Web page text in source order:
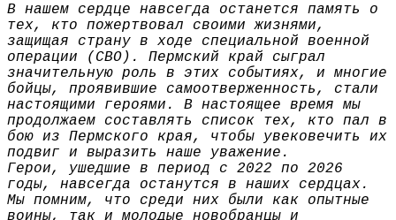
В нашем сердце навсегда останется память о
тех, кто пожертвовал своими жизнями,
защищая страну в ходе специальной военной
операции (СВО). Пермский край сыграл
значительную роль в этих событиях, и многие
бойцы, проявившие самоотверженность, стали
настоящими героями. В настоящее время мы
продолжаем составлять список тех, кто пал в
бою из Пермского края, чтобы увековечить их
подвиг и выразить наше уважение.
Герои, ушедшие в период с 2022 по 2026
годы, навсегда останутся в наших сердцах.
Мы помним, что среди них были как опытные
воины, так и молодые новобранцы и